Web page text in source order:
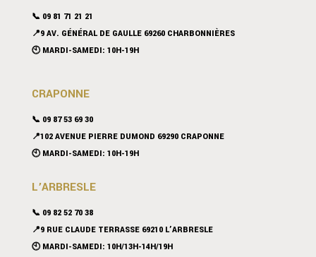
📞 09 81 71 21 21
📍9 AV. GÉNÉRAL DE GAULLE 69260 CHARBONNIÈRES
🕙 MARDI-SAMEDI: 10H-19H
CRAPONNE
📞 09 87 53 69 30
📍102 AVENUE PIERRE DUMOND 69290 CRAPONNE
🕙 MARDI-SAMEDI: 10H-19H
L’ARBRESLE
📞 09 82 52 70 38
📍9 RUE CLAUDE TERRASSE 69210 L’ARBRESLE
🕙 MARDI-SAMEDI: 10H/13H-14H/19H